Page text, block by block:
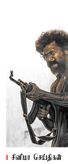
சினிமா செய்திகள்